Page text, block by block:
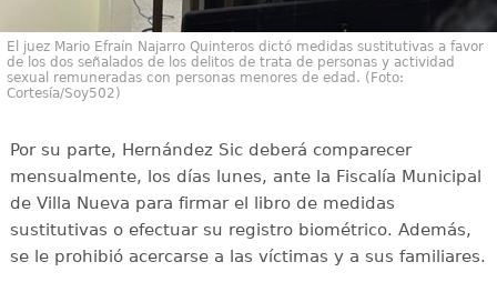
El juez Mario Efraín Najarro Quinteros dictó medidas sustitutivas a favor
de los dos señalados de los delitos de trata de personas y actividad
sexual remuneradas con personas menores de edad. (Foto:
Cortesía/Soy502)
Por su parte, Hernández Sic deberá comparecer
mensualmente, los días lunes, ante la Fiscalía Municipal
de Villa Nueva para firmar el libro de medidas
sustitutivas o efectuar su registro biométrico. Además,
se le prohibió acercarse a las víctimas y a sus familiares.